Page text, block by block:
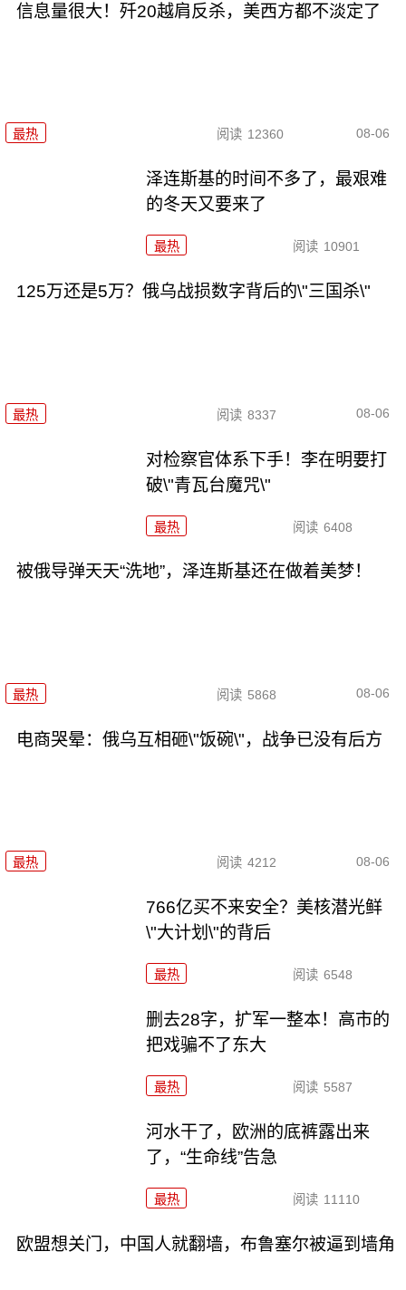
信息量很大！歼20越肩反杀，美西方都不淡定了
最热 阅读 12360 08-06
泽连斯基的时间不多了，最艰难
的冬天又要来了
最热 阅读 10901
125万还是5万？俄乌战损数字背后的\"三国杀\"
最热 阅读 8337 08-06
对检察官体系下手！李在明要打
破\"青瓦台魔咒\"
最热 阅读 6408
被俄导弹天天“洗地”，泽连斯基还在做着美梦！
最热 阅读 5868 08-06
电商哭晕：俄乌互相砸\"饭碗\"，战争已没有后方
最热 阅读 4212 08-06
766亿买不来安全？美核潜光鲜
\"大计划\"的背后
最热 阅读 6548
删去28字，扩军一整本！高市的
把戏骗不了东大
最热 阅读 5587
河水干了，欧洲的底裤露出来
了，“生命线”告急
最热 阅读 11110
欧盟想关门，中国人就翻墙，布鲁塞尔被逼到墙角